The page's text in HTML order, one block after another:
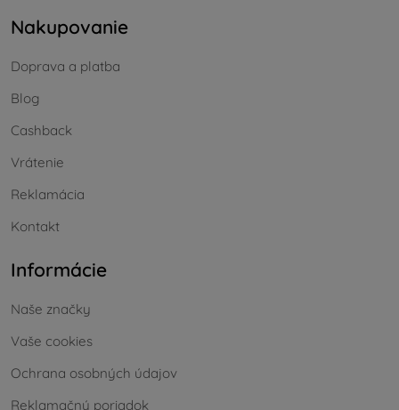
Nakupovanie
Doprava a platba
Blog
Cashback
Vrátenie
Reklamácia
Kontakt
Informácie
Naše značky
Vaše cookies
Ochrana osobných údajov
Reklamačný poriadok